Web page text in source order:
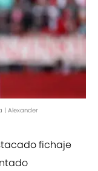
| Alexander
fichaje